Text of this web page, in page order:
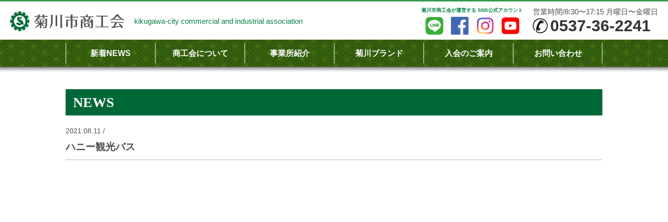
kikugawa-city commercial and industrial association
菊川市商工会が運営する SNS公式アカウント 営業時間/8:30〜17:15 月曜日〜金曜日
0537-36-2241
新着NEWS 商工会について 事業所紹介 菊川ブランド 入会のご案内 お問い合わせ
NEWS
2021.08.11 /
ハニー観光バス